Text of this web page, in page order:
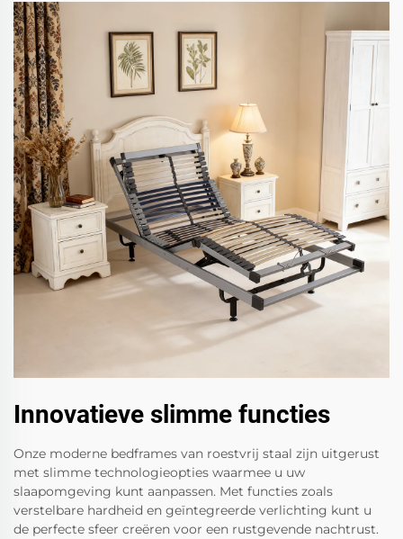
Innovatieve slimme functies
Onze moderne bedframes van roestvrij staal zijn uitgerust
met slimme technologieopties waarmee u uw
slaapomgeving kunt aanpassen. Met functies zoals
verstelbare hardheid en geïntegreerde verlichting kunt u
de perfecte sfeer creëren voor een rustgevende nachtrust.